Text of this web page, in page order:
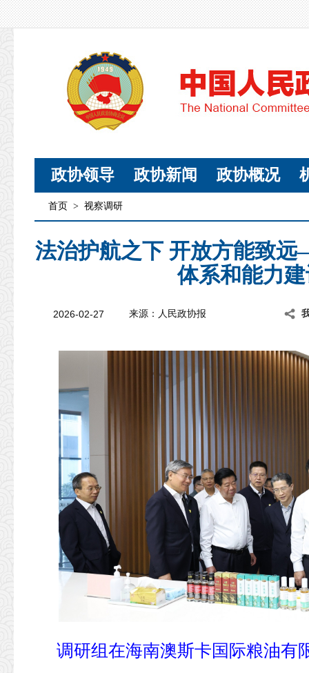
政协领导 政协新闻 政协概况
首页 > 视察调研
法治护航之下 开放方能致
体系和能力
2026-02-27 来源：人民政协报
调研组在海南澳斯卡国际粮油有